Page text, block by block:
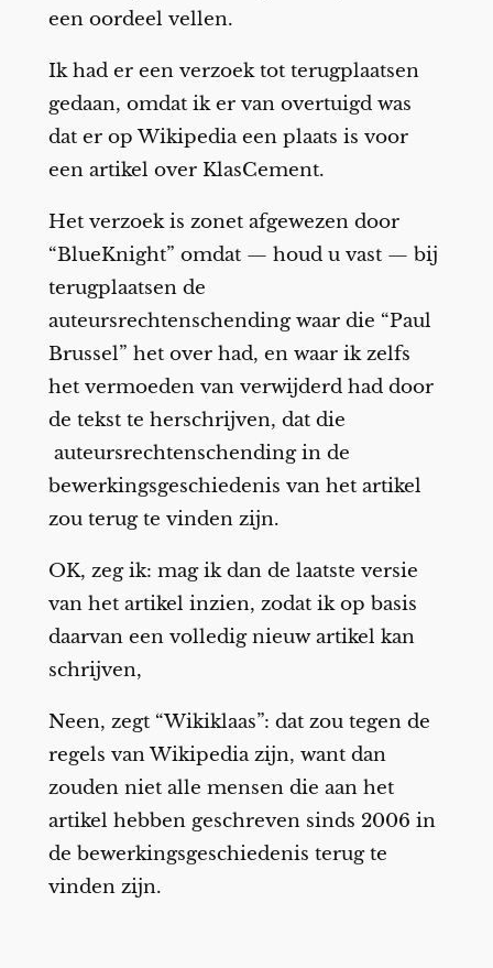
een oordeel vellen.
Ik had er een verzoek tot terugplaatsen
gedaan, omdat ik er van overtuigd was
dat er op Wikipedia een plaats is voor
een artikel over KlasCement.
Het verzoek is zonet afgewezen door
“BlueKnight” omdat — houd u vast — bij
terugplaatsen de
auteursrechtenschending waar die “Paul
Brussel” het over had, en waar ik zelfs
het vermoeden van verwijderd had door
de tekst te herschrijven, dat die
auteursrechtenschending in de
bewerkingsgeschiedenis van het artikel
zou terug te vinden zijn.
OK, zeg ik: mag ik dan de laatste versie
van het artikel inzien, zodat ik op basis
daarvan een volledig nieuw artikel kan
schrijven,
Neen, zegt “Wikiklaas”: dat zou tegen de
regels van Wikipedia zijn, want dan
zouden niet alle mensen die aan het
artikel hebben geschreven sinds 2006 in
de bewerkingsgeschiedenis terug te
vinden zijn.